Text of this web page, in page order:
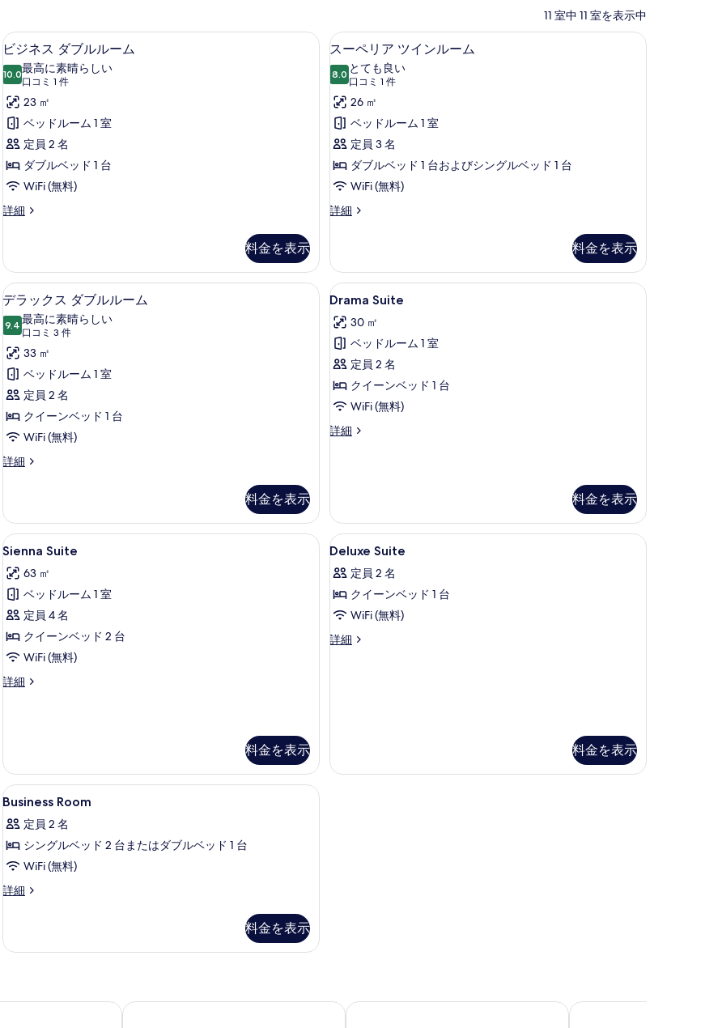
11 室中 11 室を表示中
ーフティボックス (室内)、デスク、遮光カーテン
ビ
ジ
ネ
ス
ダ
ブ
ル
ル
ー
す
べ
て
の
写
真
を
表
示
す
ビジネス ダブルルーム | ミニバー、セーフティボックス (室内)、デスク、遮光カーテン
3
ビジネス ダブルルーム
10.010 点中 10.0
最高に素晴らしい
口コミ 1 件
(口
コ
ミ
1
件)
23 ㎡
ベッドルーム 1 室
定員 2 名
ダブルベッド 1 台
WiFi (無料)
詳細
ビ
ダ
ブ
ル
ー
の
詳
細
料金を表示
ス
ー
ペ
リ
ア
ツ
イ
ン
ル
の
す
べ
て
の
写
真
表
ミニバー、セーフティボックス (室内)、デス
4
スーペリア ツインルーム
8.010 点中 8.0
とても良い
口コミ 1 件
(口
コ
ミ
1
件)
26 ㎡
ベッドルーム 1 室
定員 3 名
ダブルベッド 1 台およびシングルベッド 1 台
WiFi (無料)
詳細
ス
ア
ツ
イ
ル
ー
ム
の
詳
細
料金を表示
セーフティボックス (室内)、デスク、遮光カーテン
デ
ラ
ッ
ク
ス
ダ
ブ
ル
ル
の
す
べ
て
の
写
真
表
デラックス ダブルルーム | ミニバー、セーフティボックス (室内)、デスク、遮光カーテン
3
デラックス ダブルルーム
9.410 点中 9.4
最高に素晴らしい
口コミ 3 件
(口
コ
ミ
3
件)
33 ㎡
ベッドルーム 1 室
定員 2 名
クイーンベッド 1 台
WiFi (無料)
詳細
デ
ス
ダ
ブ
ル
ー
ム
の
詳
細
料金を表示
Drama
Suite
の
す
べ
て
の
写
示
す
る
Drama Suite | ミニバー、セーフティボック
4
Drama Suite
30 ㎡
ベッドルーム 1 室
定員 2 名
クイーンベッド 1 台
WiFi (無料)
詳細
Drama
料金を表示
フティボックス (室内)、デスク、遮光カーテン
Sienna
Suite
の
す
べ
て
の
写
示
す
る
ミニバー、セーフティボックス (室内)、デスク、遮光カーテン
6
Sienna Suite
63 ㎡
ベッドルーム 1 室
定員 4 名
クイーンベッド 2 台
WiFi (無料)
詳細
Sienna
料金を表示
Deluxe
Suite
の
す
べ
て
示
ミニバー、セーフティボックス (室内)、デス
19
Deluxe Suite
定員 2 名
クイーンベッド 1 台
WiFi (無料)
詳細
Deluxe
料金を表示
)、デスク、遮光カーテン
Business
Room
の
す
べ
て
真
表
ミニバー、セーフティボックス (室内)、デスク、遮光カーテン
1
Business Room
定員 2 名
シングルベッド 2 台またはダブルベッド 1 台
WiFi (無料)
詳細
Business
細
料金を表示
Anook Hotel Ilsan Mari Hotel ソノ カーム コヤン